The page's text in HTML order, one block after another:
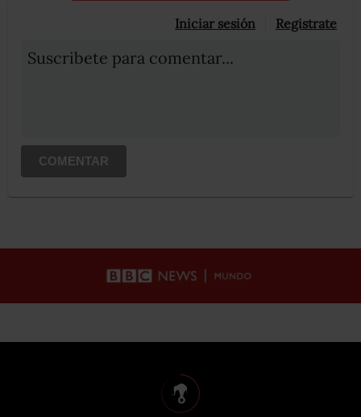
Iniciar sesión Registrate
Suscribete para comentar...
COMENTAR